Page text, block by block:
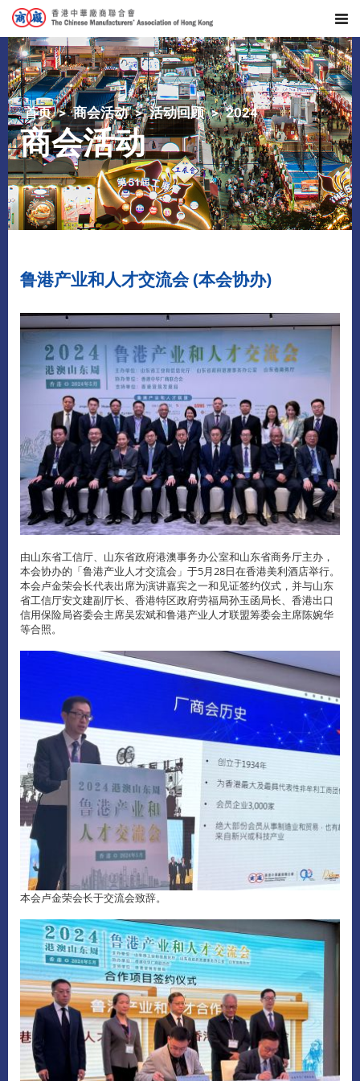
首页 商会活动 活动回顾 2024
商会活动
鲁港产业和人才交流会 (本会协办)
由山东省工信厅、山东省政府港澳事务办公室和山东省商务厅主办，
本会协办的「鲁港产业人才交流会」于5月28日在香港美利酒店举行。
本会卢金荣会长代表出席为演讲嘉宾之一和见证签约仪式，并与山东
省工信厅安文建副厅长、香港特区政府劳福局孙玉函局长、香港出口
信用保险局咨委会主席吴宏斌和鲁港产业人才联盟筹委会主席陈婉华
等合照。
本会卢金荣会长于交流会致辞。